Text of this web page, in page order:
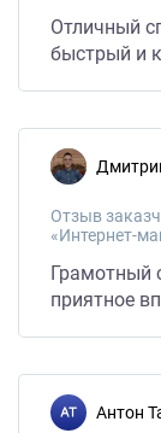
Отличный
быстрый и
Отзыв
«Интернет-
Грамотный
приятное
Антон